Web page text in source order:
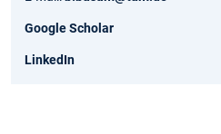
Google Scholar
LinkedIn